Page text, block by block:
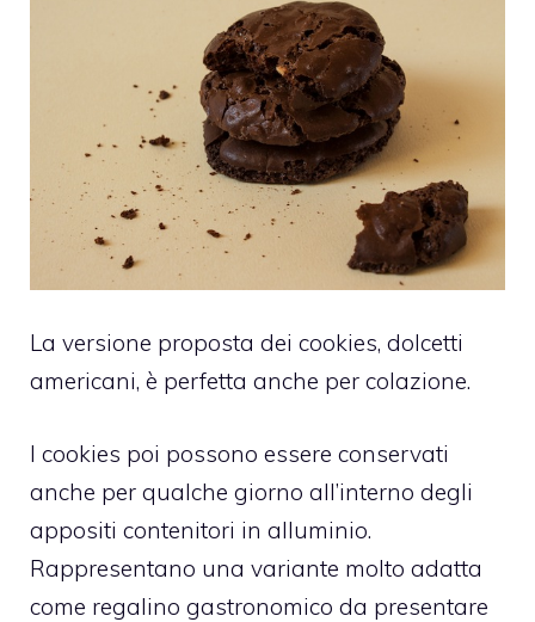
La versione proposta dei cookies, dolcetti
americani, è perfetta anche per colazione.
I cookies poi possono essere conservati
anche per qualche giorno all’interno degli
appositi contenitori in alluminio.
Rappresentano una variante molto adatta
come regalino gastronomico da presentare